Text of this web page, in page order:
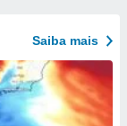
Saiba mais